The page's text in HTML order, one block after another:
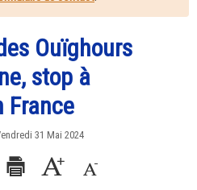
Ouïghours
stop à
France
31 Mai 2024